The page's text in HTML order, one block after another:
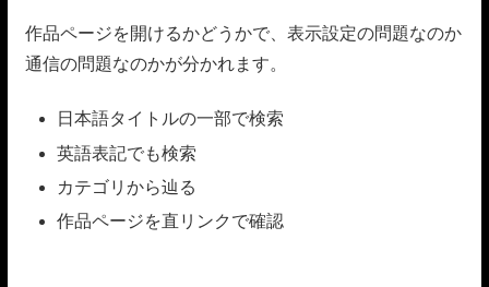
作品ページを開けるかどうかで、表示設定の問題なのか
通信の問題なのかが分かれます。
日本語タイトルの一部で検索
英語表記でも検索
カテゴリから辿る
作品ページを直リンクで確認